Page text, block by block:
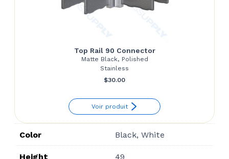
Top Rail 90 Connector
Matte Black, Polished
Stainless
$30.00
Voir produit
Color Black, White
Height 49